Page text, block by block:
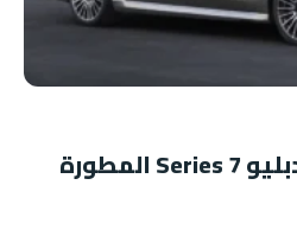
فتح باب حجز بي إم دبليو 7 Series المطورة